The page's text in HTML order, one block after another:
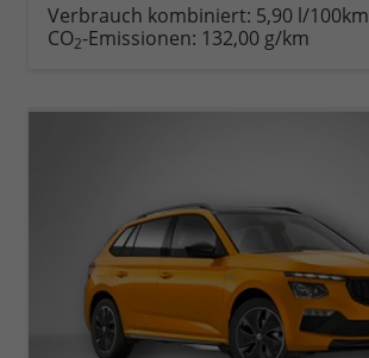
Verbrauch kombiniert: 5,90 l/100km
CO2-Emissionen: 132,00 g/km